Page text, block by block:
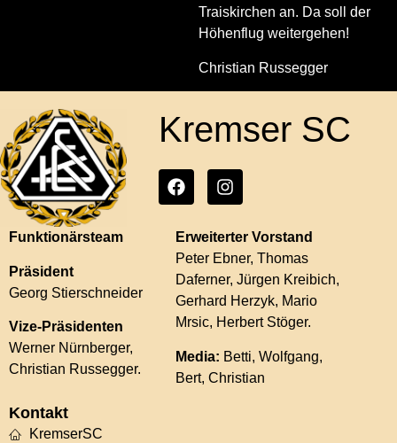
Traiskirchen an. Da soll der
Höhenflug weitergehen!
Christian Russegger
Kremser SC
Funktionärsteam
Präsident
Georg Stierschneider
Vize-Präsidenten
Werner Nürnberger,
Christian Russegger.
Erweiterter Vorstand
Peter Ebner, Thomas
Daferner, Jürgen Kreibich,
Gerhard Herzyk, Mario
Mrsic, Herbert Stöger.
Media: Betti, Wolfgang,
Bert, Christian
KremserSC
Kontakt